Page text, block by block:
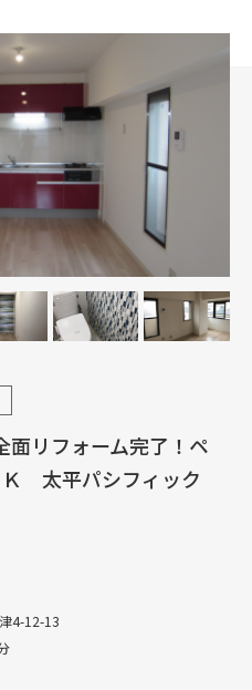
面リフォーム完了！ペ
Ｋ 太平パシフィック
4-12-13